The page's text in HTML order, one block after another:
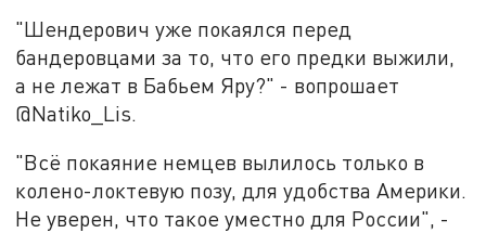
"Шендерович уже покаялся перед
бандеровцами за то, что его предки выжили,
а не лежат в Бабьем Яру?" - вопрошает
@Natiko_Lis.
"Всё покаяние немцев вылилось только в
колено-локтевую позу, для удобства Америки.
Не уверен, что такое уместно для России", -